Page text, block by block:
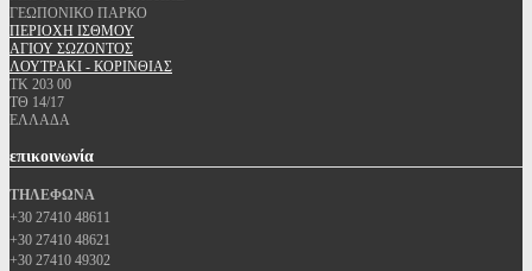
ΓΕΩΠΟΝΙΚΟ ΠΑΡΚΟ
ΠΕΡΙΟΧΗ ΙΣΘΜΟΥ
ΑΓΙΟΥ ΣΩΖΟΝΤΟΣ
ΛΟΥΤΡΑΚΙ - ΚΟΡΙΝΘΙΑΣ
ΤΚ 203 00
ΤΘ 14/17
ΕΛΛΑΔΑ
επικοινωνία
ΤΗΛΕΦΩΝΑ
+30 27410 48611
+30 27410 48621
+30 27410 49302